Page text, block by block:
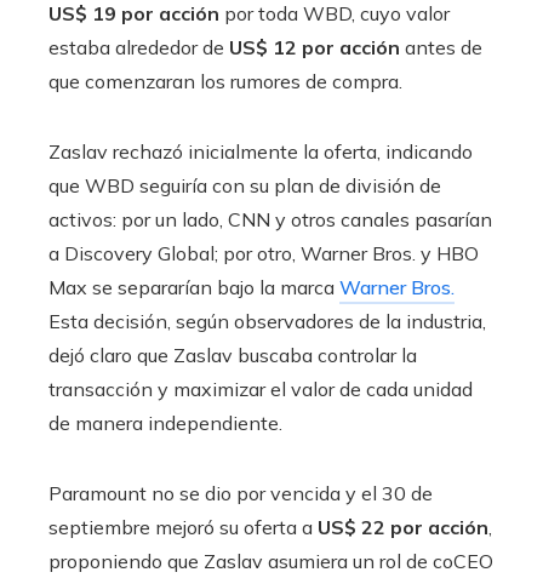
US$ 19 por acción por toda WBD, cuyo valor
estaba alrededor de US$ 12 por acción antes de
que comenzaran los rumores de compra.
Zaslav rechazó inicialmente la oferta, indicando
que WBD seguiría con su plan de división de
activos: por un lado, CNN y otros canales pasarían
a Discovery Global; por otro, Warner Bros. y HBO
Max se separarían bajo la marca Warner Bros.
Esta decisión, según observadores de la industria,
dejó claro que Zaslav buscaba controlar la
transacción y maximizar el valor de cada unidad
de manera independiente.
Paramount no se dio por vencida y el 30 de
septiembre mejoró su oferta a US$ 22 por acción,
proponiendo que Zaslav asumiera un rol de coCEO